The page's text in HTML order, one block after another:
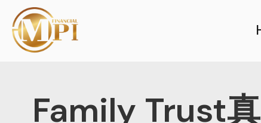
Family Trust